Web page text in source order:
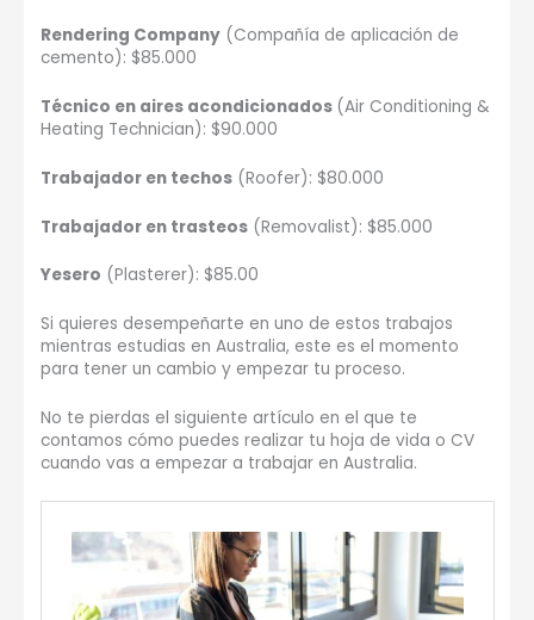
Rendering Company(Compañía de aplicación de
cemento): $85.000
Técnico en aires acondicionados (Air Conditioning &
Heating Technician): $90.000
Trabajador en techos(Roofer): $80.000
Trabajador en trasteos(Removalist): $85.000
Yesero (Plasterer): $85.00
Si quieres desempeñarte en uno de estos trabajos
mientras estudias en Australia, este es el momento
para tener un cambio y empezar tu proceso.
No te pierdas el siguiente artículo en el que te
contamos cómo puedes realizar tu hoja de vida o CV
cuando vas a empezar a trabajar en Australia.